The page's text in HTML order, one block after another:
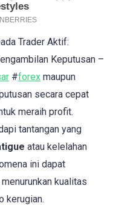
Trader Aktif:
Keputusan –
#forex maupun
secara cepat
meraih profit.
tantangan yang
atau kelelahan
ini dapat
kualitas
kerugian.